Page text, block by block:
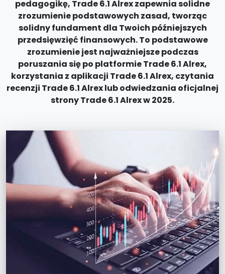
pedagogikę, Trade 6.1 Alrex zapewnia solidne
zrozumienie podstawowych zasad, tworząc
solidny fundament dla Twoich późniejszych
przedsięwzięć finansowych. To podstawowe
zrozumienie jest najważniejsze podczas
poruszania się po platformie Trade 6.1 Alrex,
korzystania z aplikacji Trade 6.1 Alrex, czytania
recenzji Trade 6.1 Alrex lub odwiedzania oficjalnej
strony Trade 6.1 Alrex w 2025.